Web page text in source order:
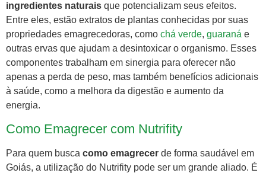
ingredientes naturais que potencializam seus efeitos.
Entre eles, estão extratos de plantas conhecidas por suas
propriedades emagrecedoras, como chá verde, guaraná e
outras ervas que ajudam a desintoxicar o organismo. Esses
componentes trabalham em sinergia para oferecer não
apenas a perda de peso, mas também benefícios adicionais
à saúde, como a melhora da digestão e aumento da
energia.
Como Emagrecer com Nutrifity
Para quem busca como emagrecer de forma saudável em
Goiás, a utilização do Nutrifity pode ser um grande aliado. É